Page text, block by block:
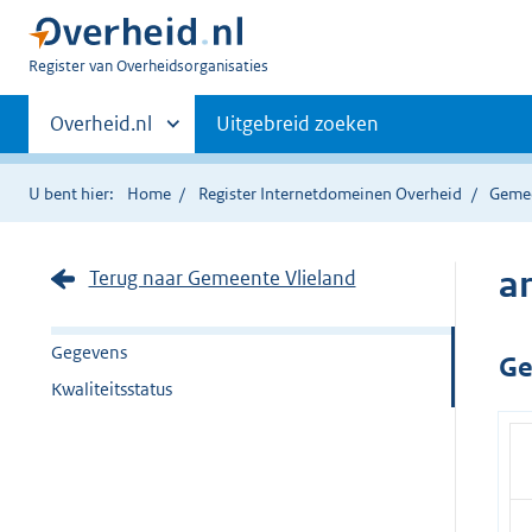
U
Register van Overheidsorganisaties
Primaire
navigatie
Andere
sites
binnen
Overheid.nl Uitgebreid zoeken
U bent hier: Home Register Internetdomeinen Overheid
Terug naar Gemeente Vlieland
Gegevens
Kwaliteitsstatus